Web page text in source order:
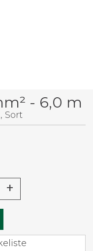
- 6,0 m
Sort
+